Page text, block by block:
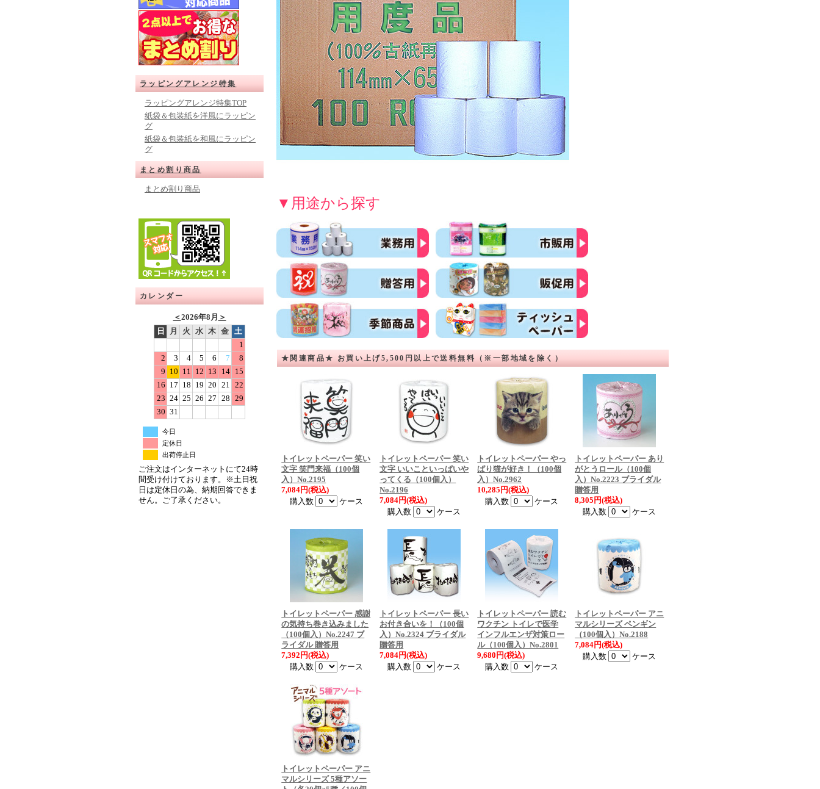
ラッピングアレンジ特集
ラッピングアレンジ特集TOP
紙袋＆包装紙を洋風にラッピン
グ
紙袋＆包装紙を和風にラッピン
グ
まとめ割り商品
まとめ割り商品
カレンダー
＜2026年8月 ＞
日
月 火 水 木 金
土
1
2
3 4 5 6 7
8
9
10 11 12 13 14
15
16
17 18 19 20 21
22
23 24 25 26 27 28
29
30 31
今日
定休日
出荷停止日
ご注文はインターネットにて24時
間受け付けております。※土日祝
日は定休日の為、納期回答できま
せん。ご了承ください。
▼用途から探す
★関連商品★ お買い上げ5,500円以上で送料無料（※一部地域を除く）
トイレットペーパー 笑い
文字 笑門来福（100個
入）No.2195
7,084円(税込)
購入数
ケース
トイレットペーパー 笑い
文字 いいこといっぱいや
ってくる（100個入）
No.2196
7,084円(税込)
購入数
ケース
トイレットペーパー やっ
ぱり猫が好き！（100個
入）No.2962
10,285円(税込)
購入数
ケース
トイレットペーパー あり
がとうロール（100個
入）No.2223 ブライダル
贈答用
8,305円(税込)
購入数
ケース
トイレットペーパー 感謝
の気持ち巻き込みました
（100個入）No.2247 ブ
ライダル 贈答用
7,392円(税込)
購入数
ケース
トイレットペーパー 長い
お付き合いを！（100個
入）No.2324 ブライダル
贈答用
7,084円(税込)
購入数
ケース
トイレットペーパー 読む
ワクチン トイレで医学
インフルエンザ対策ロー
ル（100個入）No.2801
9,680円(税込)
購入数
ケース
トイレットペーパー アニ
マルシリーズ ペンギン
（100個入）No.2188
7,084円(税込)
購入数
ケース
トイレットペーパー アニ
マルシリーズ 5種アソー